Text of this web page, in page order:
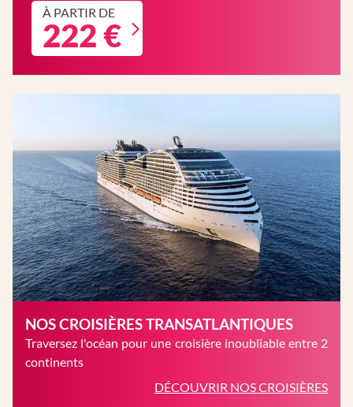
À PARTIR DE
222 €
NOS CROISIÈRES TRANSATLANTIQUES
Traversez l'océan pour une croisière inoubliable entre 2
continents
DÉCOUVRIR NOS CROISIÈRES